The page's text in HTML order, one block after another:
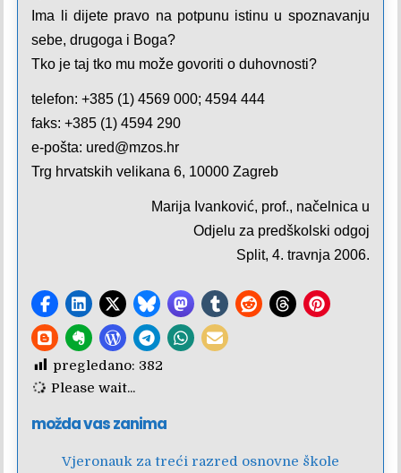
Ima li dijete pravo na potpunu istinu u spoznavanju
sebe, drugoga i Boga?
Tko je taj tko mu može govoriti o duhovnosti?
telefon: +385 (1) 4569 000; 4594 444
faks: +385 (1) 4594 290
e-pošta: ured@mzos.hr
Trg hrvatskih velikana 6, 10000 Zagreb
Marija Ivanković, prof., načelnica u
Odjelu za predškolski odgoj
Split, 4. travnja 2006.
pregledano: 382
Please wait...
možda vas zanima
Vjeronauk za treći razred osnovne škole